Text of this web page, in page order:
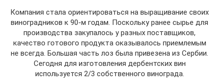
Компания стала ориентироваться на выращивание своих
виноградников к 90-м годам. Поскольку ранее сырье для
производства закупалось у разных поставщиков,
качество готового продукта оказывалось приемлемым
не всегда. Большая часть лоз была привезена из Сербии.
Сегодня для изготовления дербентских вин
используется 2/3 собственного винограда.